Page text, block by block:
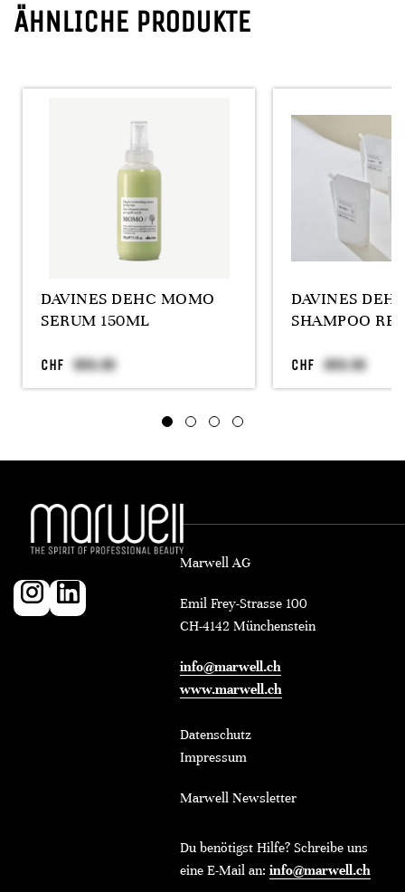
ÄHNLICHE PRODUKTE
DAVINES DEHC MOMO
SERUM 150ML
CHF
DAVINES
SHAMPOO
CHF
Marwell AG
Emil Frey-Strasse 100
CH-4142 Münchenstein
info@marwell.ch
www.marwell.ch
Datenschutz
Impressum
Marwell Newsletter
Du benötigst Hilfe? Schreibe uns
eine E-Mail an: info@marwell.ch